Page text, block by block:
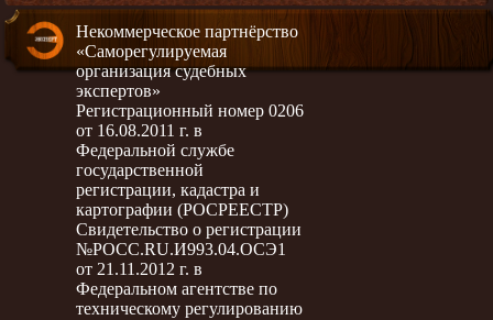
Некоммерческое партнёрство
«Саморегулируемая
организация судебных
экспертов»
Регистрационный номер 0206
от 16.08.2011 г. в
Федеральной службе
государственной
регистрации, кадастра и
картографии (РОСРЕЕСТР)
Свидетельство о регистрации
№РОСС.RU.И993.04.ОСЭ1
от 21.11.2012 г. в
Федеральном агентстве по
техническому регулированию